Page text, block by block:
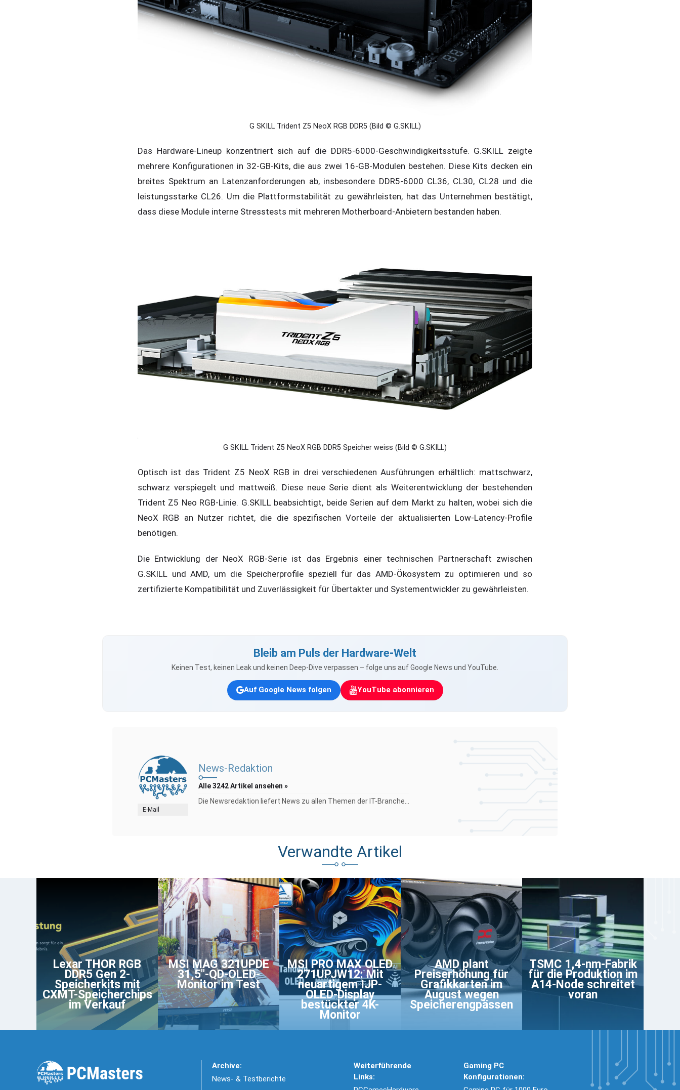
G SKILL Trident Z5 NeoX RGB DDR5 (Bild © G.SKILL)
Das Hardware-Lineup konzentriert sich auf die DDR5-6000-Geschwindigkeitsstufe. G.SKILL zeigte
mehrere Konfigurationen in 32-GB-Kits, die aus zwei 16-GB-Modulen bestehen. Diese Kits decken ein
breites Spektrum an Latenzanforderungen ab, insbesondere DDR5-6000 CL36, CL30, CL28 und die
leistungsstarke CL26. Um die Plattformstabilität zu gewährleisten, hat das Unternehmen bestätigt,
dass diese Module interne Stresstests mit mehreren Motherboard-Anbietern bestanden haben.
G SKILL Trident Z5 NeoX RGB DDR5 Speicher weiss (Bild © G.SKILL)
Optisch ist das Trident Z5 NeoX RGB in drei verschiedenen Ausführungen erhältlich: mattschwarz,
schwarz verspiegelt und mattweiß. Diese neue Serie dient als Weiterentwicklung der bestehenden
Trident Z5 Neo RGB-Linie. G.SKILL beabsichtigt, beide Serien auf dem Markt zu halten, wobei sich die
NeoX RGB an Nutzer richtet, die die spezifischen Vorteile der aktualisierten Low-Latency-Profile
benötigen.
Die Entwicklung der NeoX RGB-Serie ist das Ergebnis einer technischen Partnerschaft zwischen
G.SKILL und AMD, um die Speicherprofile speziell für das AMD-Ökosystem zu optimieren und so
zertifizierte Kompatibilität und Zuverlässigkeit für Übertakter und Systementwickler zu gewährleisten.
Bleib am Puls der Hardware-Welt
Keinen Test, keinen Leak und keinen Deep-Dive verpassen – folge uns auf Google News und YouTube.
Auf Google News folgen YouTube abonnieren
E-Mail
News-Redaktion
Alle 3242 Artikel ansehen »
Die Newsredaktion liefert News zu allen Themen der IT-Branche...
Verwandte Artikel
Lexar THOR RGB
DDR5 Gen 2-
Speicherkits mit
CXMT-Speicherchips
im Verkauf
MSI MAG 321UPDE
31,5"-QD-OLED-
Monitor im Test
MSI PRO MAX OLED
271UPJW12: Mit
neuartigem IJP-
OLED-Display
bestückter 4K-
Monitor
AMD plant
Preiserhöhung für
Grafikkarten im
August wegen
Speicherengpässen
TSMC 1,4-nm-Fabrik
für die Produktion im
A14-Node schreitet
voran
Archive:
News- & Testberichte
Weiterführende
Links:
Gaming PC
Konfigurationen: